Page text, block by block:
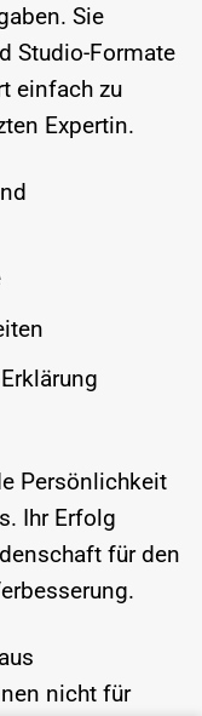
Sie
Studio-Formate
einfach zu
Expertin.
Persönlichkeit
Ihr Erfolg
für den
nicht für